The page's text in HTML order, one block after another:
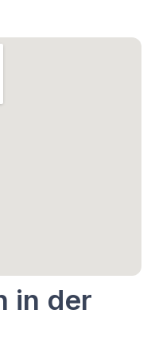
in der